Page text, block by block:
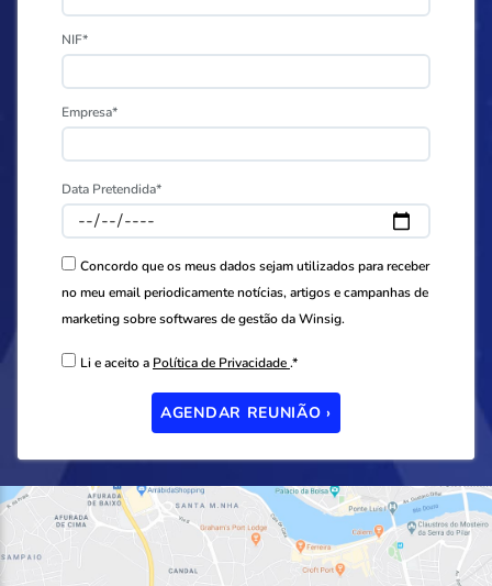
NIF*
Empresa*
Data Pretendida*
Concordo que os meus dados sejam utilizados para receber
no meu email periodicamente notícias, artigos e campanhas de
marketing sobre softwares de gestão da Winsig.
Li e aceito a Política de Privacidade.*
AGENDAR REUNIÃO ›